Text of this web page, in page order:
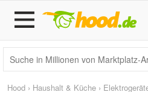
Hood › Haushalt & Küche ›